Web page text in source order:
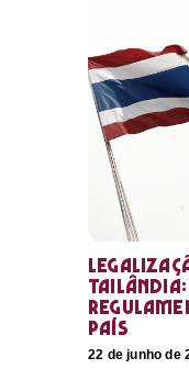
país
22 de junho de